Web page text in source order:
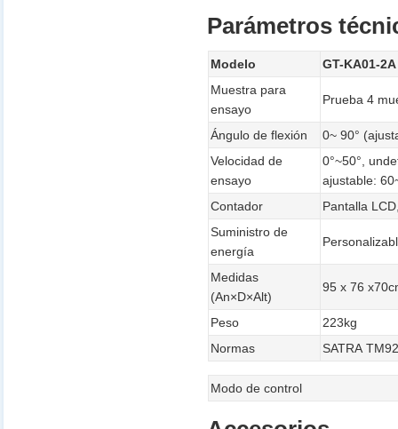
Parámetros
Modelo
GT-KA01-2A
Muestra para
ensayo
Prueba 4
Ángulo de flexión
0~ 90°
Velocidad de
ensayo
0°~50°,
ajustable:
Contador
Pantalla
Suministro de
energía
Medidas
(An×D×Alt)
95 x 76
Peso
223kg
Normas
SATRA
Modo de control